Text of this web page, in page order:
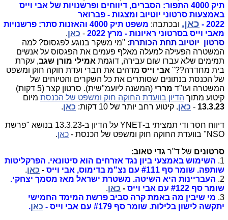
תיק 4000 התפור: הסברים, דיווחים ופרשנויות של אבי וייס
באמצעות סרטוני יוטיוב ומצגות - פברואר
2022
- כאן. ובכתבה:
משפט תיק 4000 והאזנות סתר: פרשנויות
מאבי וייס בסרטוני ראיונות - מרץ 2022
- כאן.
סרטון יוטיוב תחת הכותרת: "מי משקר בנוגע לפגסוס? למה
המשטרה הפעילה למעלה מאלף פעמים את הפגסוס על אנשים
תמימים שלא עברו שום עבירה, דוגמת אמילי מורן שגב, עקרת
בית מחדרה??" אבי וייס מדהים את חברי ועדת חוקה חוק ומשפט
של הכנסת בנתונים שסותרים את כל השקרים והטיוחים של
המשטרה ועו"ד מררי
(המשנה ליועמ"שית). סרטון קצר (5 דקות)
קיטוע מתוך הדיון בוועדת החוקה חוק ומשפט של הכנסת מיום
13.3.23
- כאן. קיטוע רחב יותר של 10 דקות: כאן.
דיווח חסר ודי תמציתי ב-YNET על הדיון ב-13.3.23 בנושא "פרשת
NSO" בוועדת החוקה חוק ומשפט של הכנסת -
כאן.
סרטונים של ד"ר גדי טאוב:
1. השימוש באמצעי ביון נגד אזרחים הוא סיטונאי. הפרקליטות
שותפה. שומר סף #111 עם נצ"מ בדימוס, אבי וייס
- כאן.
2. העבריינות היא השיטה. משטרת ישראל מאז מסמך יצחקי.
שומר סף #122 עם אבי וייס
- כאן.
3. מי שיבין מה באמת קרה סביב פרשת המימד החמישי
יתקשה לישון בלילות. שומר סף #179 עם אבי וייס -
כאן.